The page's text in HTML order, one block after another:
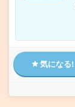
気になる!